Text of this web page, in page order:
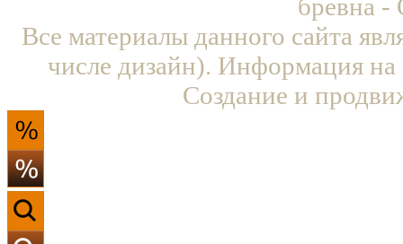
бревна
Все материалы данного сайта
числе дизайн). Информация на
Создание и